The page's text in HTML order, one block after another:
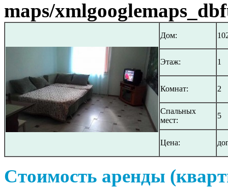
maps/
Дом:
Этаж: 1
Комнат: 2
Спальных
мест:
5
Цена:
Стоимость аренды